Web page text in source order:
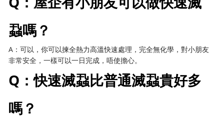
蝨嗎？
A：可以，你可以揀全熱力高溫快速處理，完全無化學，對小朋友
非常安全，一樣可以一日完成，唔使擔心。
Q：快速滅蝨比普通滅蝨貴好多
嗎？